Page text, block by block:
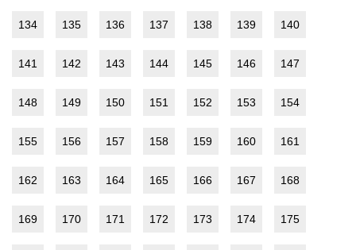
134 135 136 137 138 139 140
141 142 143 144 145 146 147
148 149 150 151 152 153 154
155 156 157 158 159 160 161
162 163 164 165 166 167 168
169 170 171 172 173 174 175